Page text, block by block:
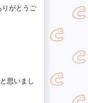
がとうご
思いまし